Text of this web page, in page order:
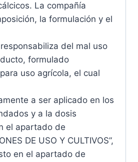
La compañía
la formulación y el
del mal uso
formulado
uso agrícola, el cual
a ser aplicado en los
y a la dosis
el apartado de
DE USO Y CULTIVOS”,
en el apartado de